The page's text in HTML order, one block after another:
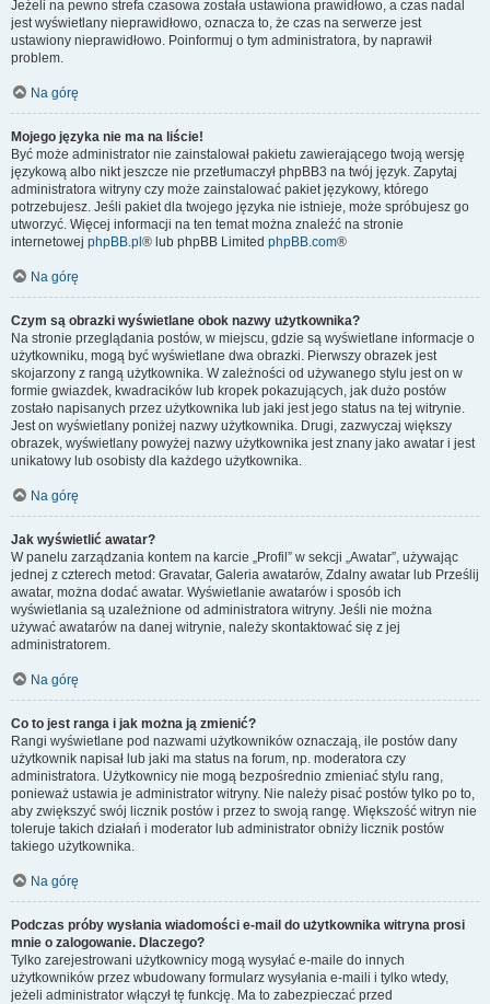
Jeżeli na pewno strefa czasowa została ustawiona prawidłowo, a czas nadal
jest wyświetlany nieprawidłowo, oznacza to, że czas na serwerze jest
ustawiony nieprawidłowo. Poinformuj o tym administratora, by naprawił
problem.
Na górę
Mojego języka nie ma na liście!
Być może administrator nie zainstalował pakietu zawierającego twoją wersję
językową albo nikt jeszcze nie przetłumaczył phpBB3 na twój język. Zapytaj
administratora witryny czy może zainstalować pakiet językowy, którego
potrzebujesz. Jeśli pakiet dla twojego języka nie istnieje, może spróbujesz go
utworzyć. Więcej informacji na ten temat można znaleźć na stronie
internetowej phpBB.pl ® lub phpBB Limited phpBB.com®
Na górę
Czym są obrazki wyświetlane obok nazwy użytkownika?
Na stronie przeglądania postów, w miejscu, gdzie są wyświetlane informacje o
użytkowniku, mogą być wyświetlane dwa obrazki. Pierwszy obrazek jest
skojarzony z rangą użytkownika. W zależności od używanego stylu jest on w
formie gwiazdek, kwadracików lub kropek pokazujących, jak dużo postów
zostało napisanych przez użytkownika lub jaki jest jego status na tej witrynie.
Jest on wyświetlany poniżej nazwy użytkownika. Drugi, zazwyczaj większy
obrazek, wyświetlany powyżej nazwy użytkownika jest znany jako awatar i jest
unikatowy lub osobisty dla każdego użytkownika.
Na górę
Jak wyświetlić awatar?
W panelu zarządzania kontem na karcie „Profil” w sekcji „Awatar”, używając
jednej z czterech metod: Gravatar, Galeria awatarów, Zdalny awatar lub Prześlij
awatar, można dodać awatar. Wyświetlanie awatarów i sposób ich
wyświetlania są uzależnione od administratora witryny. Jeśli nie można
używać awatarów na danej witrynie, należy skontaktować się z jej
administratorem.
Na górę
Co to jest ranga i jak można ją zmienić?
Rangi wyświetlane pod nazwami użytkowników oznaczają, ile postów dany
użytkownik napisał lub jaki ma status na forum, np. moderatora czy
administratora. Użytkownicy nie mogą bezpośrednio zmieniać stylu rang,
ponieważ ustawia je administrator witryny. Nie należy pisać postów tylko po to,
aby zwiększyć swój licznik postów i przez to swoją rangę. Większość witryn nie
toleruje takich działań i moderator lub administrator obniży licznik postów
takiego użytkownika.
Na górę
Podczas próby wysłania wiadomości e-mail do użytkownika witryna prosi
mnie o zalogowanie. Dlaczego?
Tylko zarejestrowani użytkownicy mogą wysyłać e-maile do innych
użytkowników przez wbudowany formularz wysyłania e-maili i tylko wtedy,
jeżeli administrator włączył tę funkcję. Ma to zabezpieczać przed